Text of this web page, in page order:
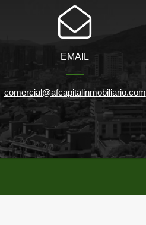
EMAIL
comercial@afcapitalinmobiliario.com